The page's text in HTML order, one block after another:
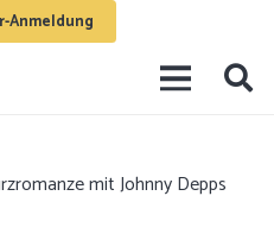
Anmeldung
mit Johnny Depps